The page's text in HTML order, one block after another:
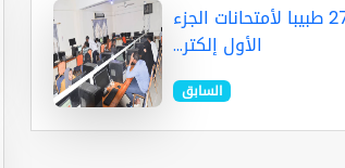
جلوس27 طبيبا لأمتحانات الجزء
الأول إلكتر...
السابق